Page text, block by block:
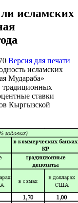
исламских
Версия для печати
исламских
Мудараба»
традиционных
ставки
Кыргызской